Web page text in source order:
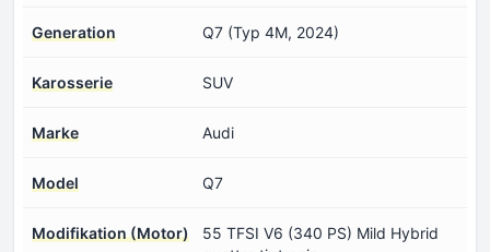
Generation Q7 (Typ 4M, 2024)
Karosserie SUV
Marke Audi
Model Q7
Modifikation (Motor)
55 TFSI V6 (340 PS) Mild Hybrid